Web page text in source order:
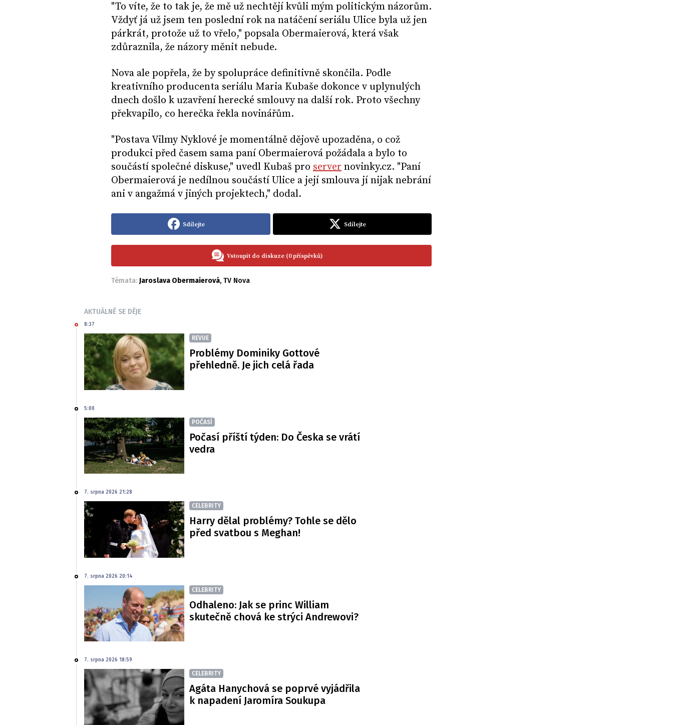
"To víte, že to tak je, že mě už nechtějí kvůli mým politickým názorům.
Vždyť já už jsem ten poslední rok na natáčení seriálu Ulice byla už jen
párkrát, protože už to vřelo," popsala Obermaierová, která však
zdůraznila, že názory měnit nebude.
Nova ale popřela, že by spolupráce definitivně skončila. Podle
kreativního producenta seriálu Maria Kubaše dokonce v uplynulých
dnech došlo k uzavření herecké smlouvy na další rok. Proto všechny
překvapilo, co herečka řekla novinářům.
"Postava Vilmy Nyklové je momentálně dějově upozaděna, o což
produkci před časem sama paní Obermaierová požádala a bylo to
součástí společné diskuse," uvedl Kubaš pro server novinky.cz. "Paní
Obermaierová je nedílnou součástí Ulice a její smlouva jí nijak nebrání
ani v angažmá v jiných projektech," dodal.
Sdílejte Sdílejte
Vstoupit do diskuze (0 příspěvků)
Témata: Jaroslava Obermaierová, TV Nova
AKTUÁLNĚ SE DĚJE
8:37
REVUE
Problémy Dominiky Gottové
přehledně. Je jich celá řada
5:00
POČASÍ
Počasí příští týden: Do Česka se vrátí
vedra
7. srpna 2026 21:28
CELEBRITY
Harry dělal problémy? Tohle se dělo
před svatbou s Meghan!
7. srpna 2026 20:14
CELEBRITY
Odhaleno: Jak se princ William
skutečně chová ke strýci Andrewovi?
7. srpna 2026 18:59
CELEBRITY
Agáta Hanychová se poprvé vyjádřila
k napadení Jaromíra Soukupa